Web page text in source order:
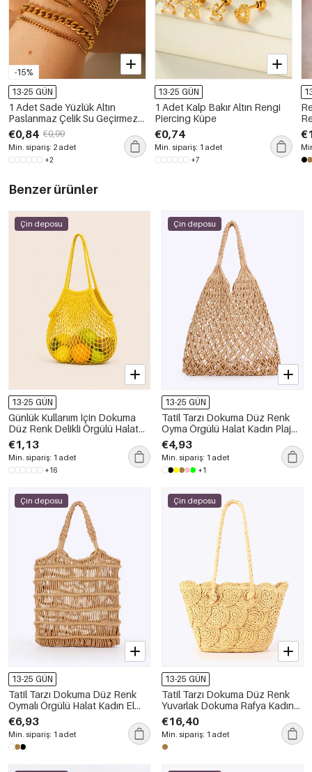
-15%
13-25 GÜN
1 Adet Sade Yüzlük Altın
Paslanmaz Çelik Su Geçirmez
Kadın Bileklik
€0,84 €0,99
Min. sipariş: 2 adet
+2
13-25 GÜN
1 Adet Kalp Bakır Altın Rengi
Piercing Küpe
€0,74
Min. sipariş: 1 adet
+7
Benzer ürünler
Çin deposu
13-25 GÜN
Günlük Kullanım İçin Dokuma
Düz Renk Delikli Örgülü Halat
Kadın Yuvarlak Çanta
€1,13
Min. sipariş: 1 adet
+16
Çin deposu
13-25 GÜN
Tatil Tarzı Dokuma Düz Renk
Oyma Örgülü Halat Kadın Plaj
Çantası
€4,93
Min. sipariş: 1 adet
+1
Çin deposu
13-25 GÜN
Tatil Tarzı Dokuma Düz Renk
Oymalı Örgülü Halat Kadın El
Çantası
€6,93
Min. sipariş: 1 adet
Çin deposu
13-25 GÜN
Tatil Tarzı Dokuma Düz Renk
Yuvarlak Dokuma Rafya Kadın
Trapez Çanta
€16,40
Min. sipariş: 1 adet